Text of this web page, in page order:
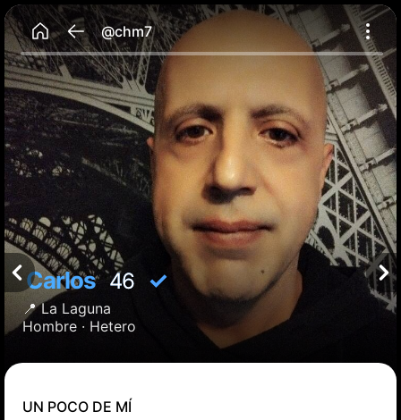
@chm7
Carlos46 ✓
📍La Laguna
Hombre · Hetero
UN POCO DE MÍ